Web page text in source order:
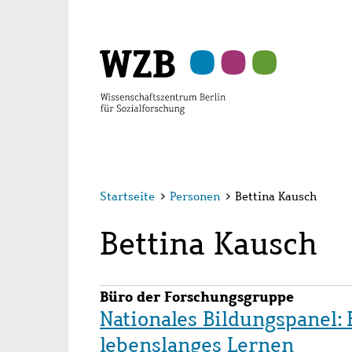
Startseite > Personen > Bettina Kausch
Bettina Kausch
Büro der Forschungsgruppe
Nationales
lebenslanges Lernen